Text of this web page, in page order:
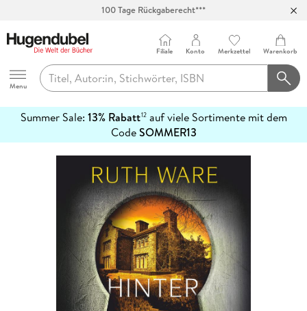
Hugendubel
Menu
Filiale Konto Merkzettel Warenkorb
Summer Sale: 13% Rabatt12auf viele Sortimente mit dem
CodeSOMMER13
erfahren